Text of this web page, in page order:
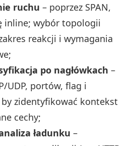
ruchu – poprzez SPAN,
inline; wybór topologii
reakcji i wymagania
po nagłówkach –
UDP, portów, flag i
zidentyfikować kontekst
cechy;
ładunku –